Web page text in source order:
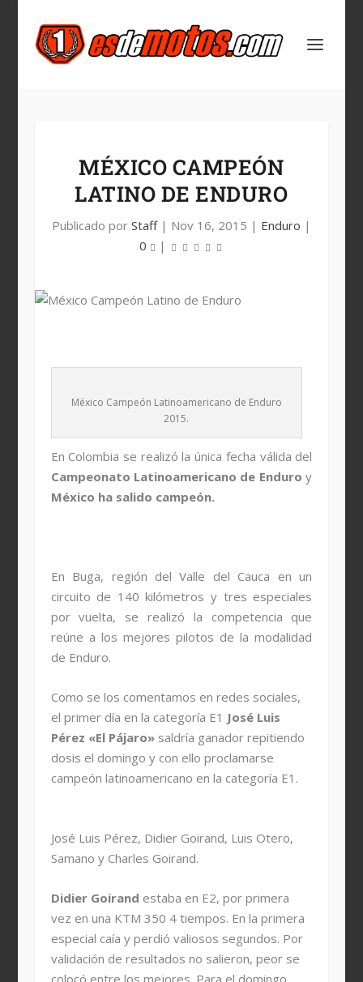
MÉXICO CAMPEÓN
LATINO DE ENDURO
Publicado por Staff| Nov 16, 2015 | Enduro |
0
|
México Campeón Latinoamericano de Enduro
2015.
En Colombia se realizó la única fecha válida del
Campeonato Latinoamericano de Enduro y
México ha salido campeón.
En Buga, región del Valle del Cauca en un
circuito de 140 kilómetros y tres especiales
por vuelta, se realizó la competencia que
reúne a los mejores pilotos de la modalidad
de Enduro.
Como se los comentamos en redes sociales,
el primer día en la categoría E1 José Luis
Pérez «El Pájaro»saldría ganador repitiendo
dosis el domingo y con ello proclamarse
campeón latinoamericano en la categoría E1.
José Luis Pérez, Didier Goirand, Luis Otero,
Samano y Charles Goirand.
Didier Goirand estaba en E2, por primera
vez en una KTM 350 4 tiempos. En la primera
especial caía y perdió valiosos segundos. Por
validación de resultados no salieron, peor se
colocó entre los mejores. Para el domingo